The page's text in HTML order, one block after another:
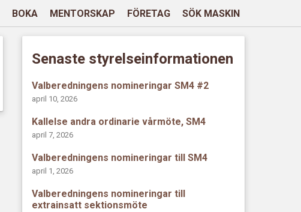
BOKA MENTORSKAP FÖRETAG SÖK MASKIN
Senaste styrelseinformationen
Valberedningens nomineringar SM4 #2
april 10, 2026
Kallelse andra ordinarie vårmöte, SM4
april 7, 2026
Valberedningens nomineringar till SM4
april 1, 2026
Valberedningens nomineringar till
extrainsatt sektionsmöte